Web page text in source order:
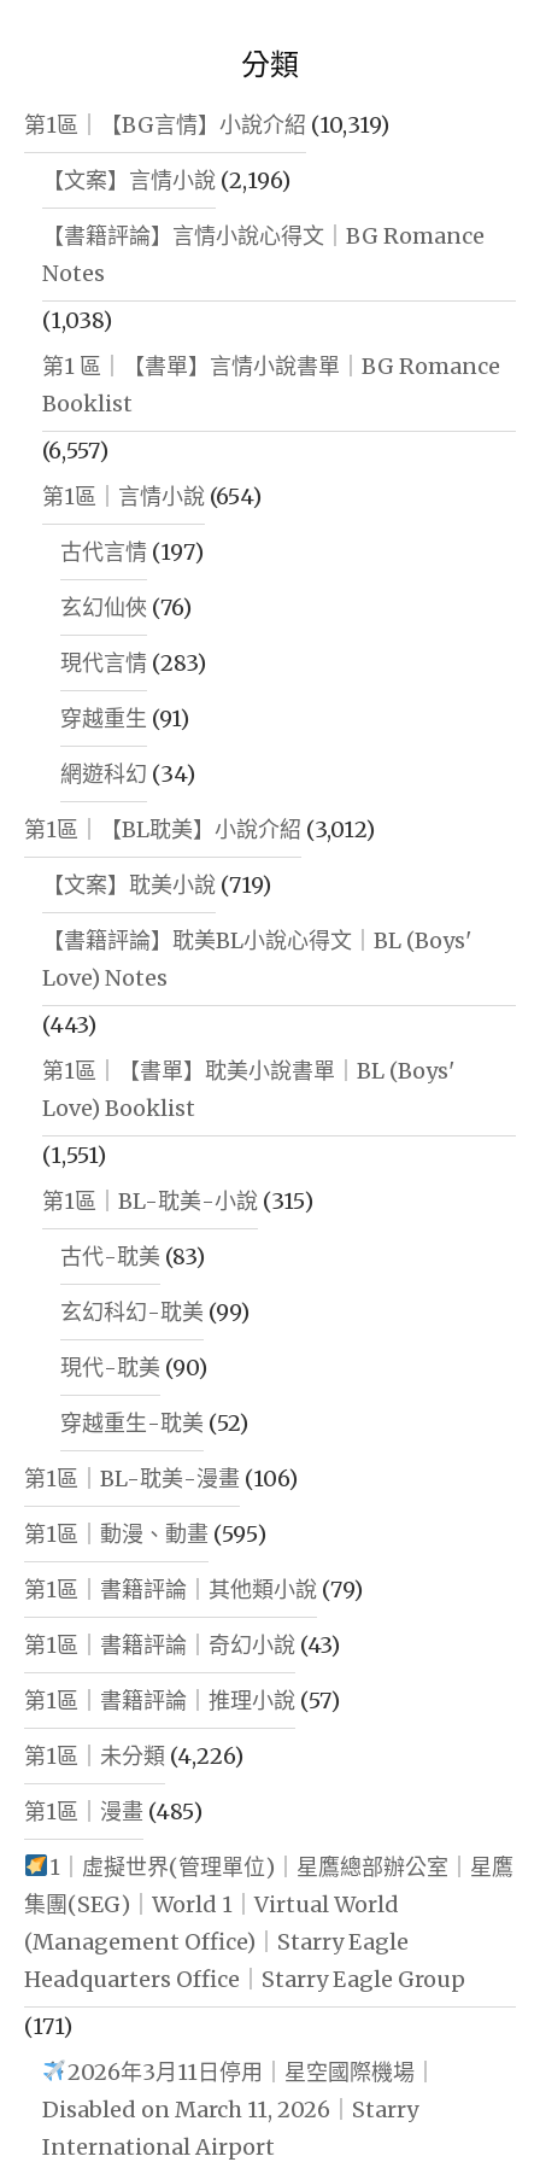
分類
第1區｜【BG言情】小說介紹 (10,319)
【文案】言情小說 (2,196)
【書籍評論】言情小說心得文｜BG Romance
Notes
(1,038)
第1 區｜【書單】言情小說書單｜BG Romance
Booklist
(6,557)
第1區｜言情小說 (654)
古代言情 (197)
玄幻仙俠 (76)
現代言情 (283)
穿越重生 (91)
網遊科幻 (34)
第1區｜【BL耽美】小說介紹 (3,012)
【文案】耽美小說 (719)
【書籍評論】耽美BL小說心得文｜BL (Boys'
Love) Notes
(443)
第1區｜【書單】耽美小說書單｜BL (Boys'
Love) Booklist
(1,551)
第1區｜BL-耽美-小說 (315)
古代-耽美 (83)
玄幻科幻-耽美 (99)
現代-耽美 (90)
穿越重生-耽美 (52)
第1區｜BL-耽美-漫畫 (106)
第1區｜動漫、動畫 (595)
第1區｜書籍評論｜其他類小說 (79)
第1區｜書籍評論｜奇幻小說 (43)
第1區｜書籍評論｜推理小說 (57)
第1區｜未分類 (4,226)
第1區｜漫畫 (485)
1｜虛擬世界(管理單位)｜星鷹總部辦公室｜星鷹
集團(SEG)｜World 1｜Virtual World
(Management Office)｜Starry Eagle
Headquarters Office｜Starry Eagle Group
(171)
2026年3月11日停用｜星空國際機場｜
Disabled on March 11, 2026｜Starry
International Airport